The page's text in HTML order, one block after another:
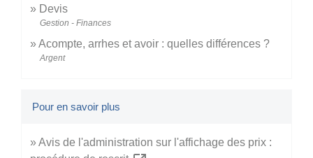
Devis
Gestion - Finances
Acompte, arrhes et avoir : quelles différences ?
Argent
Pour en savoir plus
Avis de l'administration sur l'affichage des prix :